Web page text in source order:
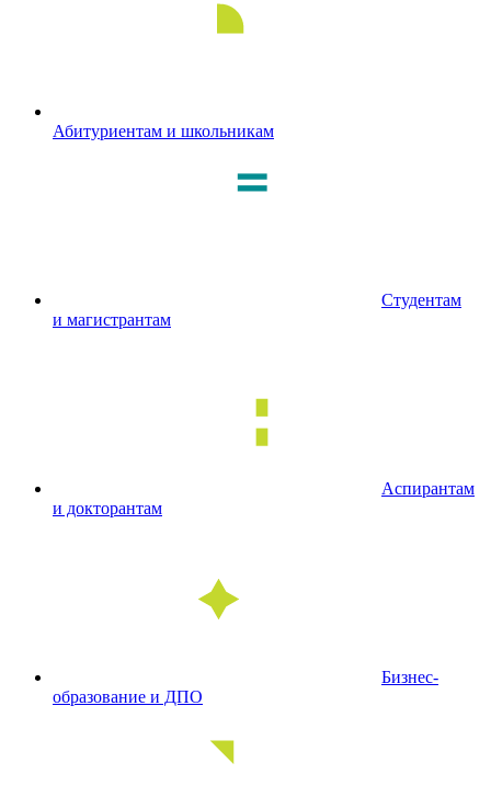
Абитуриентам и школьникам
Студентам
и магистрантам
Аспирантам
и докторантам
Бизнес-
образование и ДПО